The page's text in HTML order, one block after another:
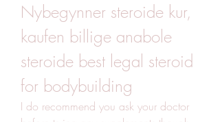
Nybegynner steroide kur,
kaufen billige anabole
steroide best legal steroid
for bodybuilding
I do recommend you ask your doctor